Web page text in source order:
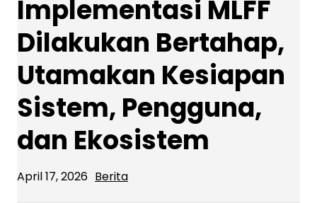
Implementasi MLFF
Dilakukan Bertahap,
Utamakan Kesiapan
Sistem, Pengguna,
dan Ekosistem
April 17, 2026 Berita